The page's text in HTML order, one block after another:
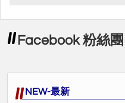
更多優惠歡迎私訊讀家
也可以電話洽詢專員唷！
Facebook 粉絲團
NEW-最新